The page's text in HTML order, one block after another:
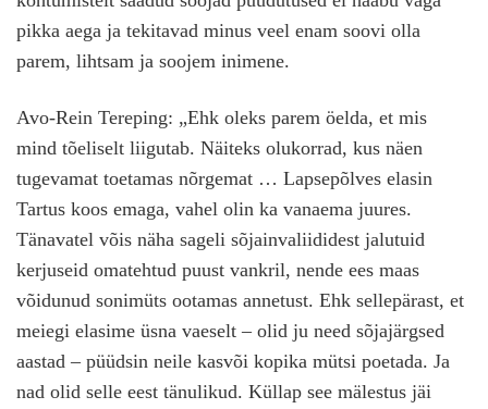
pikka aega ja tekitavad minus veel enam soovi olla
parem, lihtsam ja soojem inimene.
Avo-Rein Tereping: „Ehk oleks parem öelda, et mis
mind tõeliselt liigutab. Näiteks olukorrad, kus näen
tugevamat toetamas nõrgemat … Lapsepõlves elasin
Tartus koos emaga, vahel olin ka vanaema juures.
Tänavatel võis näha sageli sõjainvaliididest jalutuid
kerjuseid omatehtud puust vankril, nende ees maas
võidunud sonimüts ootamas annetust. Ehk sellepärast, et
meiegi elasime üsna vaeselt – olid ju need sõjajärgsed
aastad – püüdsin neile kasvõi kopika mütsi poetada. Ja
nad olid selle eest tänulikud. Küllap see mälestus jäi